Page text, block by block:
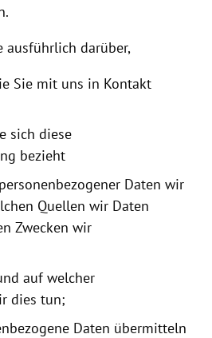
darüber,
Sie mit uns in Kontakt
sich diese
bezieht
Daten wir
Quellen wir Daten
Zwecken wir
auf welcher
dies tun;
Daten übermitteln